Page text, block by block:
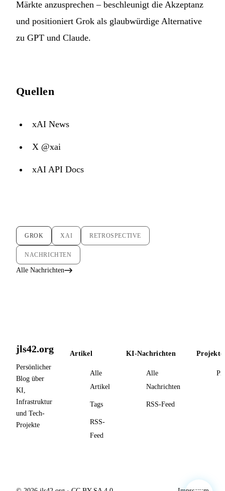
Märkte anzusprechen – beschleunigt die Akzeptanz
und positioniert Grok als glaubwürdige Alternative
zu GPT und Claude.
Quellen
xAI News
X @xai
xAI API Docs
GROK XAI RETROSPECTIVE
NACHRICHTEN
Alle Nachrichten
jls42.org
Persönlicher
Blog über
KI,
Infrastruktur
und Tech-
Projekte
Artikel
Alle
Artikel
Tags
RSS-
Feed
KI-Nachrichten
Alle
Nachrichten
RSS-Feed
Projekte